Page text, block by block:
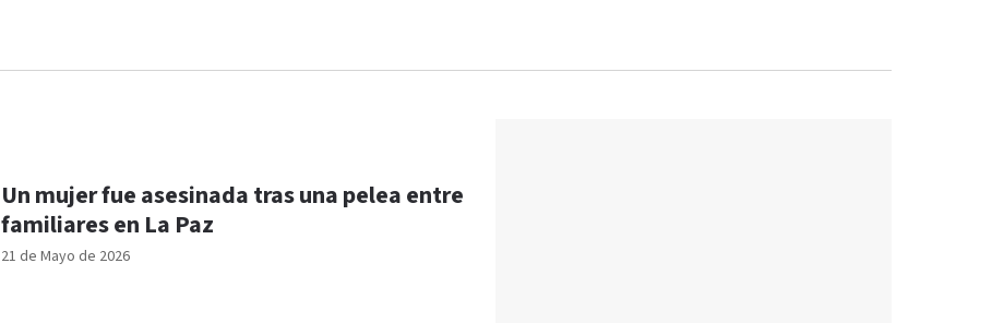
21 de Mayo de 2026
Un mujer fue asesinada tras una pelea entre
familiares en La Paz